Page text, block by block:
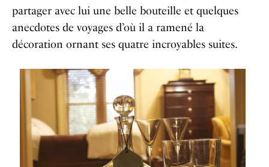
partager avec lui une belle bouteille et quelques
anecdotes de voyages d’où il a ramené la
décoration ornant ses quatre incroyables suites.